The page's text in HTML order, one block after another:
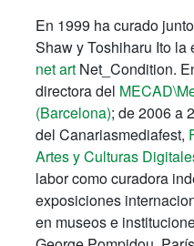
En 1999 ha curado
Shaw y Toshiharu Ito
net art Net_Condition.
directora del
(Barcelona); de 2006 a
del Canariasmediafest,
Artes y Culturas
labor como curadora
exposiciones
en museos e